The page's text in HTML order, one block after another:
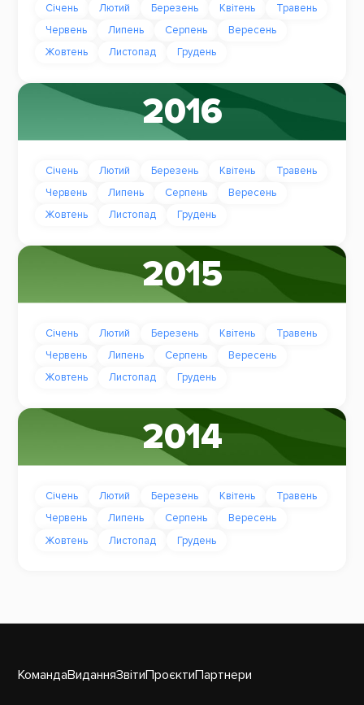
Січень Лютий Березень Квітень
Травень
Червень
Липень Серпень
Вересень
Жовтень
Листопад Грудень
2016
Січень Лютий Березень Квітень
Травень
Червень
Липень Серпень
Вересень
Жовтень
Листопад Грудень
2015
Січень Лютий Березень Квітень
Травень
Червень
Липень Серпень
Вересень
Жовтень
Листопад Грудень
2014
Січень Лютий Березень Квітень
Травень
Червень
Липень Серпень
Вересень
Жовтень
Листопад Грудень
КомандаВиданняЗвітиПроєктиПартнери